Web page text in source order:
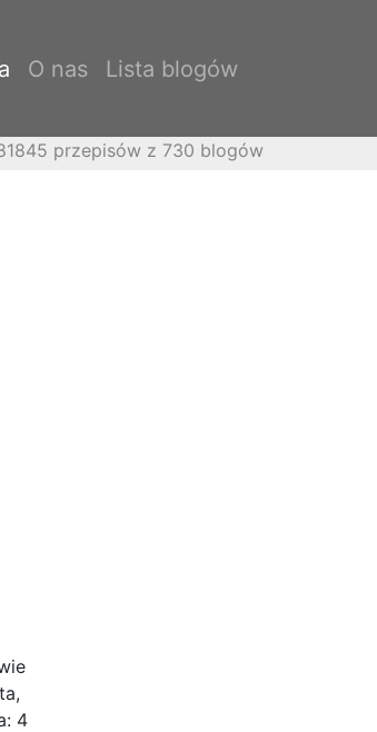
O nas Lista blogów
przepisów z 730 blogów
4